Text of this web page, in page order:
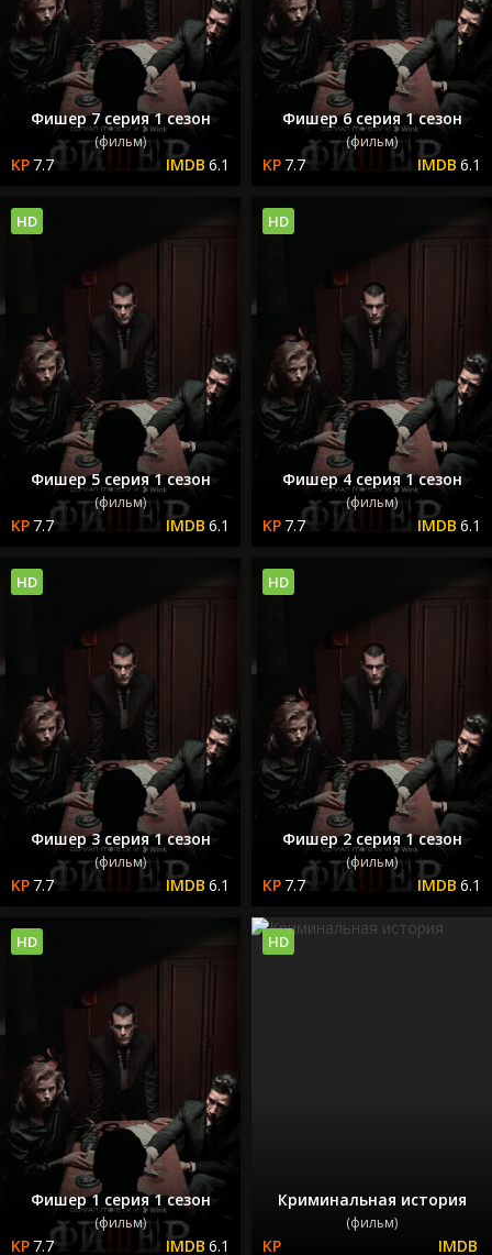
Фишер 7 серия 1 сезон
(фильм)
7.7 6.1
Фишер 6 серия 1 сезон
(фильм)
7.7 6.1
Фишер 5 серия 1 сезон
(фильм)
7.7 6.1
HD
Фишер 4 серия 1 сезон
(фильм)
7.7 6.1
HD
Фишер 3 серия 1 сезон
(фильм)
7.7 6.1
HD
Фишер 2 серия 1 сезон
(фильм)
7.7 6.1
HD
Фишер 1 серия 1 сезон
(фильм)
7.7 6.1
HD
Криминальная история
(фильм)
HD